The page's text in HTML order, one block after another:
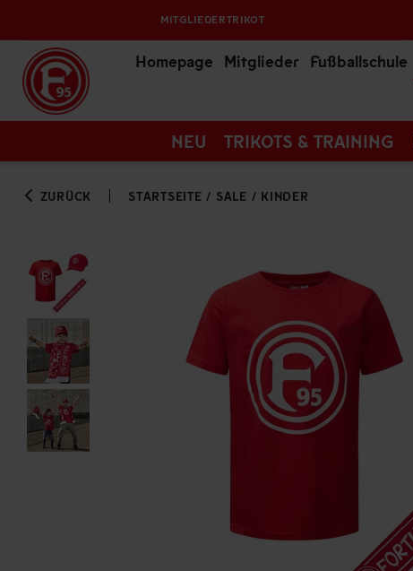
MITGLIEDERTRIKOT
Homepage Mitglieder Fußballschule
NEU TRIKOTS & TRAINING
ZURÜCK STARTSEITE / SALE / KINDER